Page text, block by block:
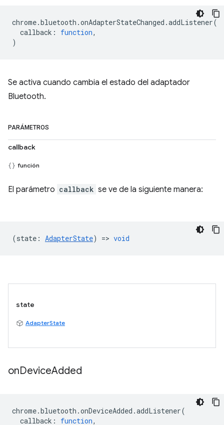
chrome.bluetooth .onAdapterStateChanged .addListener(
callback : function,
)
Se activa cuando cambia el estado del adaptador
Bluetooth.
PARÁMETROS
callback
función
El parámetro callback se ve de la siguiente manera:
(state : AdapterState) => void
state
AdapterState
onDeviceAdded
chrome.bluetooth .onDeviceAdded .addListener(
callback : function,